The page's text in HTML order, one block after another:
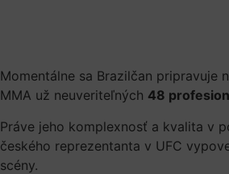
Momentálne sa Brazilčan pripravuje
MMA už neuveriteľných 48
Práve jeho komplexnosť a kvalita v
českého reprezentanta v UFC
scény.